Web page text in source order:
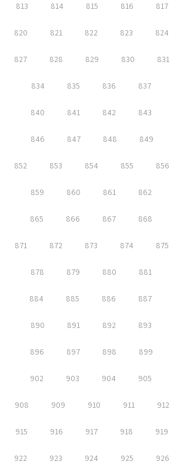
813 814 815 816 817
820 821 822 823 824
827 828 829 830 831
834 835 836 837
840 841 842 843
846 847 848 849
852 853 854 855 856
859 860 861 862
865 866 867 868
871 872 873 874 875
878 879 880 881
884 885 886 887
890 891 892 893
896 897 898 899
902 903 904 905
908 909 910 911 912
915 916 917 918 919
922 923 924 925 926